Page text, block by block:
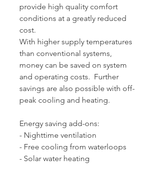
provide high quality comfort
conditions at a greatly reduced
cost.
With higher supply temperatures
than conventional systems,
money can be saved on system
and operating costs. Further
savings are also possible with off-
peak cooling and heating.
Energy saving add-ons:
- Nighttime ventilation
- Free cooling from waterloops
- Solar water heating